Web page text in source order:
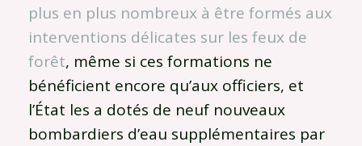
plus en plus nombreux à être formés aux
interventions délicates sur les feux de
forêt, même si ces formations ne
bénéficient encore qu’aux officiers, et
l’État les a dotés de neuf nouveaux
bombardiers d’eau supplémentaires par